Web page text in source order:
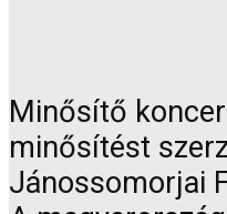
Minősítő
minősítést
Jánossomorjai